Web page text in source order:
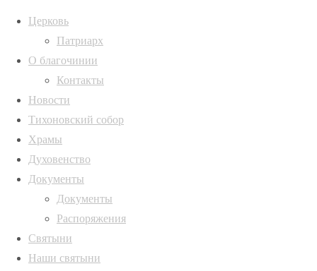
Церковь
Патриарх
О благочинии
Контакты
Новости
Тихоновский собор
Храмы
Духовенство
Документы
Документы
Распоряжения
Святыни
Наши святыни
Архангельском
храме г.
Острогожска
отметили
Архангельском